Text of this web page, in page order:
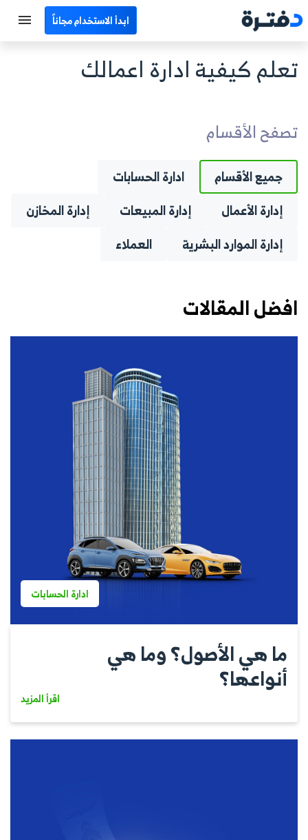
ابدأ الاستخدام مجاناً
الرئيسية
تعلم كيفية ادارة اعمالك
تصفح الأقسام
جميع الأقسام
ادارة الحسابات
إدارة الأعمال
إدارة المبيعات
إدارة المخازن
إدارة الموارد البشرية
العملاء
افضل المقالات
ادارة الحسابات
ما هي الأصول؟ وما هي
أنواعها؟
اقرأ المزيد